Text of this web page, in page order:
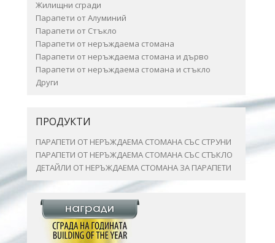
Жилищни сгради
Парапети от Алуминий
Парапети от Стъкло
Парапети от неръждаема стомана
Парапети от неръждаема стомана и дърво
Парапети от неръждаема стомана и стъкло
Други
ПРОДУКТИ
ПАРАПЕТИ ОТ НЕРЪЖДАЕМА СТОМАНА СЪС СТРУНИ
ПАРАПЕТИ ОТ НЕРЪЖДАЕМА СТОМАНА СЪС СТЪКЛО
ДЕТАЙЛИ ОТ НЕРЪЖДАЕМА СТОМАНА ЗА ПАРАПЕТИ